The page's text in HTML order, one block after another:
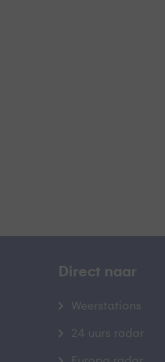
Direct naar
Weerstations
24 uurs radar